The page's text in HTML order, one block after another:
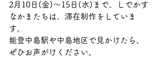
2月10日(金)〜15日(水)まで、しでかす
なかまたちは、滞在制作をしていま
す。
能登中島駅や中島地区で見かけたら、
ぜひお声がけください。